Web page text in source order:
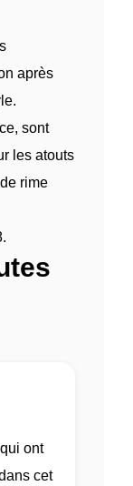
après
sont
les atouts
rime
ont
cet